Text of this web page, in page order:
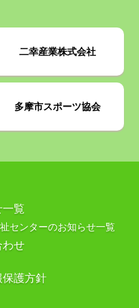
二幸産業株式会社
多摩市スポーツ協会
一覧
センターのお知らせ一覧
わせ
保護方針